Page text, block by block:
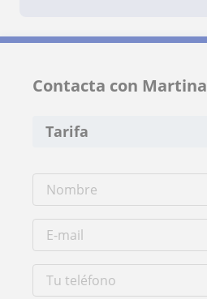
Contacta con Martina
Tarifa